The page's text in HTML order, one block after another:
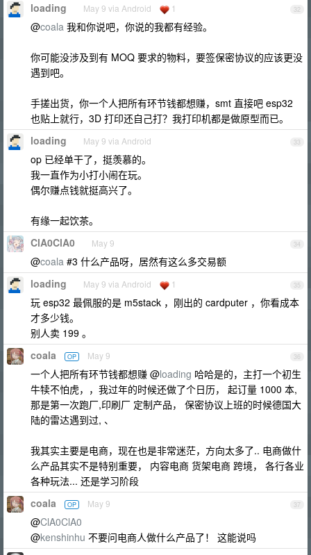
32
loading May 9 via Android 1
@coala 我和你说吧，你说的我都有经验。
你可能没涉及到有 MOQ 要求的物料，要签保密协议的应该更没
遇到吧。
手搓出货，你一个人把所有环节钱都想赚，smt 直接吧 esp32
也贴上就行，3D 打印还自己打？我打印机都是做原型而已。
33
loading May 9 via Android
op 已经单干了，挺羡慕的。
我一直作为小打小闹在玩。
偶尔赚点钱就挺高兴了。
有缘一起饮茶。
34
ClA0ClA0 May 9
@coala #3 什么产品呀，居然有这么多交易额
35
loading May 9 via Android 1
玩 esp32 最佩服的是 m5stack ，刚出的 cardputer ，你看成本
才多少钱。
别人卖 199 。
36
coala OP May 9
一个人把所有环节钱都想赚 @loading 哈哈是的，主打一个初生
牛犊不怕虎，，我过年的时候还做了个日历， 起订量 1000 本,
那是第一次跑厂,印刷厂 定制产品， 保密协议上班的时候德国大
陆的雷达遇到过, 、
我其实主要是电商，现在也是非常迷茫，方向太多了.. 电商做什
么产品其实不是特别重要， 内容电商 货架电商 跨境， 各行各业
各种玩法... 还是学习阶段
37
coala OP May 9
@ClA0ClA0
@kenshinhu 不要问电商人做什么产品了！ 这能说吗